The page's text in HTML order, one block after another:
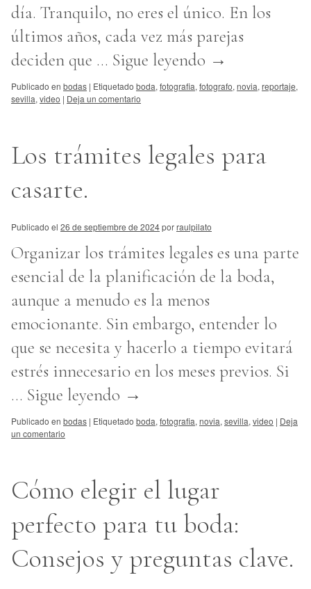
día. Tranquilo, no eres el único. En los
últimos años, cada vez más parejas
deciden que … Sigue leyendo →
Publicado en bodas | Etiquetado boda, fotografia, fotografo, novia, reportaje,
sevilla, video | Deja un comentario
Los trámites legales para
casarte.
Publicado el 26 de septiembre de 2024porraulpilato
Organizar los trámites legales es una parte
esencial de la planificación de la boda,
aunque a menudo es la menos
emocionante. Sin embargo, entender lo
que se necesita y hacerlo a tiempo evitará
estrés innecesario en los meses previos. Si
… Sigue leyendo →
Publicado en bodas | Etiquetado boda, fotografia, novia, sevilla, video | Deja
un comentario
Cómo elegir el lugar
perfecto para tu boda:
Consejos y preguntas clave.